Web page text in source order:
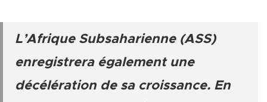
L’Afrique Subsaharienne (ASS)
enregistrera également une
décélération de sa croissance. En